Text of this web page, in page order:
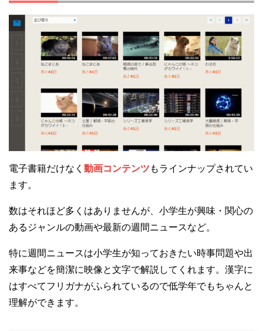
電子書籍だけなく 動画コンテンツ もラインナップされてい
ます。
数はそれほど多くはありませんが、小学生が興味・関心の
あるジャンルの動画や最新の週間ニュースなど。
特に週間ニュースは小学生が知っておきたい時事問題や出
来事などを簡潔に映像と文字で解説してくれます。漢字に
はすべてフリガナがふられているので低学年でもちゃんと
理解ができます。